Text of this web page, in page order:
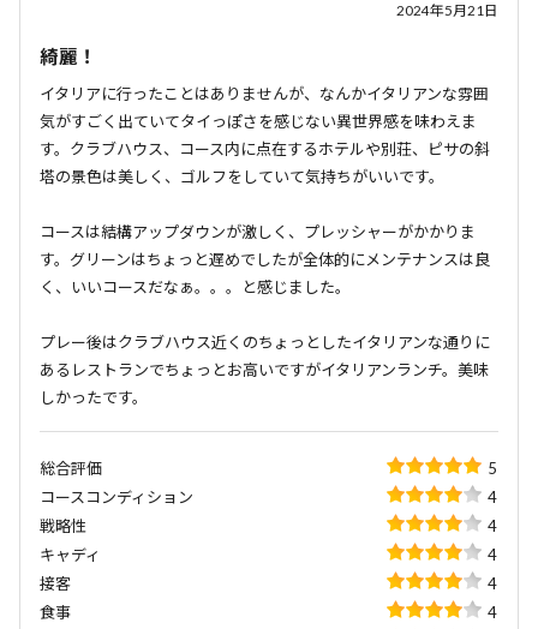
2024年5月21日
綺麗！
イタリアに行ったことはありませんが、なんかイタリアンな雰囲
気がすごく出ていてタイっぽさを感じない異世界感を味わえま
す。クラブハウス、コース内に点在するホテルや別荘、ピサの斜
塔の景色は美しく、ゴルフをしていて気持ちがいいです。
コースは結構アップダウンが激しく、プレッシャーがかかりま
す。グリーンはちょっと遅めでしたが全体的にメンテナンスは良
く、いいコースだなぁ。。。と感じました。
プレー後はクラブハウス近くのちょっとしたイタリアンな通りに
あるレストランでちょっとお高いですがイタリアンランチ。美味
しかったです。
総合評価
5
コースコンディション
4
戦略性
4
キャディ
4
接客
4
食事
4